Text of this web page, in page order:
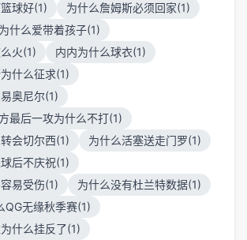
球好(1)
为什么詹姆斯必须回家(1)
什么爱带着孩子(1)
火(1)
内内为什么球衣(1)
什么征求(1)
奥尼尔(1)
最后一攻为什么不打(1)
会切尔西(1)
为什么活塞送走门罗(1)
后不庆祝(1)
易受伤(1)
为什么没有杜兰特数据(1)
QG无缘秋季赛(1)
什么挂反了(1)